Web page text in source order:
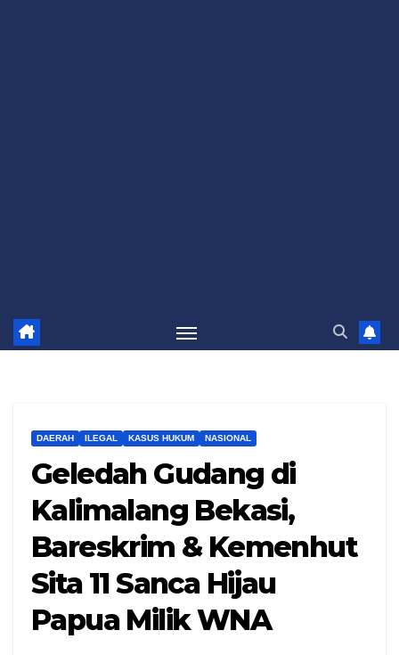
DAERAH ILEGAL KASUS HUKUM NASIONAL
Geledah Gudang di
Kalimalang Bekasi,
Bareskrim & Kemenhut
Sita 11 Sanca Hijau
Papua Milik WNA